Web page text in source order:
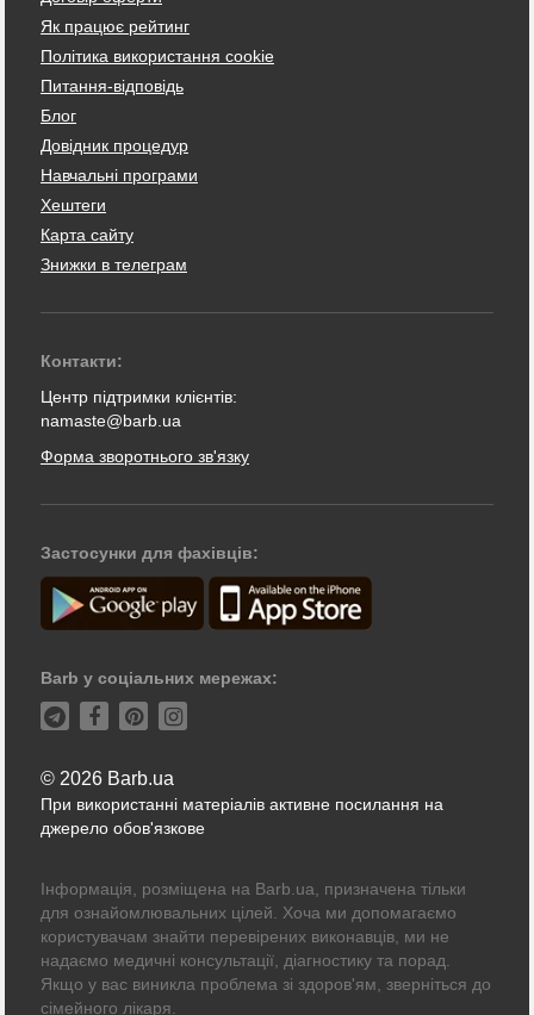
Як працює рейтинг
Політика використання cookie
Питання-відповідь
Блог
Довідник процедур
Навчальні програми
Хештеги
Карта сайту
Знижки в телеграм
Контакти:
Центр підтримки клієнтів:
namaste@barb.ua
Форма зворотнього зв'язку
Застосунки для фахівців:
Barb у соціальних мережах:
© 2026 Barb.ua
При використанні матеріалів активне посилання на
джерело обов'язкове
Інформація, розміщена на Barb.ua, призначена тільки
для ознайомлювальних цілей. Хоча ми допомагаємо
користувачам знайти перевірених виконавців, ми не
надаємо медичні консультації, діагностику та порад.
Якщо у вас виникла проблема зі здоров'ям, зверніться до
сімейного лікаря.